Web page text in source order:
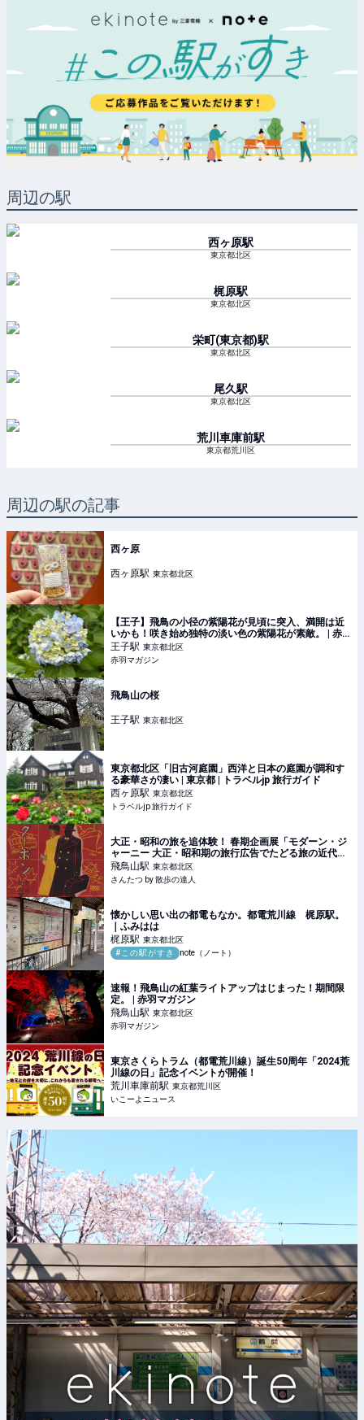
周辺の駅
西ヶ原駅
東京都北区
梶原駅
東京都北区
栄町(東京都)駅
東京都北区
尾久駅
東京都北区
荒川車庫前駅
東京都荒川区
周辺の駅の記事
西ヶ原
西ヶ原駅 東京都北区
【王子】飛鳥の小径の紫陽花が見頃に突入、満開は近
いかも！咲き始め独特の淡い色の紫陽花が素敵。 | 赤
羽マガジン
王子駅 東京都北区
赤羽マガジン
飛鳥山の桜
王子駅 東京都北区
東京都北区「旧古河庭園」西洋と日本の庭園が調和す
る豪華さが凄い | 東京都 | トラベルjp 旅行ガイド
西ヶ原駅 東京都北区
トラベルjp 旅行ガイド
大正・昭和の旅を追体験！ 春期企画展「モダーン・ジ
ャーニー 大正・昭和期の旅行広告でたどる旅の近代
史」が3月20日～5月17日、王子『北区飛鳥山博物館』
で開催｜さんたつ by 散歩の達人
飛鳥山駅 東京都北区
さんたつ by 散歩の達人
懐かしい思い出の都電もなか。都電荒川線 梶原駅。
｜ふみはは
梶原駅 東京都北区
#この駅がすき
note（ノート）
速報！飛鳥山の紅葉ライトアップはじまった！期間限
定。 | 赤羽マガジン
飛鳥山駅 東京都北区
赤羽マガジン
東京さくらトラム（都電荒川線）誕生50周年「2024荒
川線の日」記念イベントが開催！
荒川車庫前駅 東京都荒川区
いこーよニュース